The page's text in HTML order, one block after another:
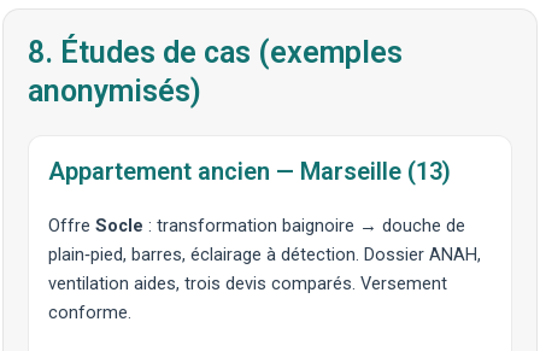
8. Études de cas (exemples
anonymisés)
Appartement ancien — Marseille (13)
OffreSocle : transformation baignoire →douche de
plain‑pied, barres, éclairage à détection. Dossier ANAH,
ventilation aides, trois devis comparés. Versement
conforme.